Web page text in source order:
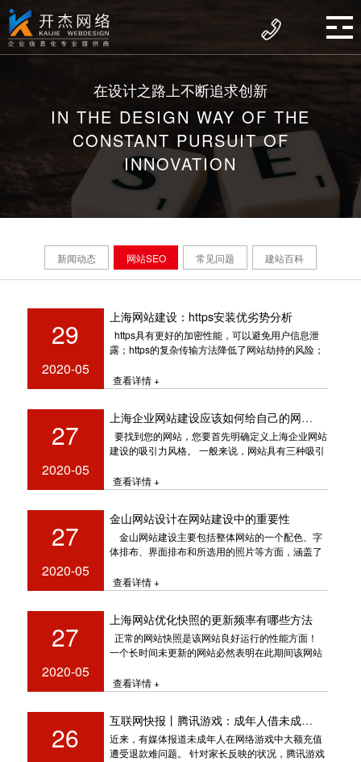
在设计之路上不断追求创新
IN THE DESIGN WAY OF THE
CONSTANT PURSUIT OF
INNOVATION
新闻动态 网站SEO 常见问题 建站百科
29
2020-05
上海网站建设：https安装优劣势分析
https具有更好的加密性能，可以避免用户信息泄
露；https的复杂传输方法降低了网站劫持的风险；
查看详情 +
27
2020-05
上海企业网站建设应该如何给自己的网站做定位
要找到您的网站，您要首先明确定义上海企业网站
建设的吸引力风格。 一般来说，网站具有三种吸引
查看详情 +
27
2020-05
金山网站设计在网站建设中的重要性
金山网站建设主要包括整体网站的一个配色、字
体排布、界面排布和所选用的照片等方面，涵盖了
查看详情 +
27
2020-05
上海网站优化快照的更新频率有哪些方法
正常的网站快照是该网站良好运行的性能方面！
一个长时间未更新的网站必然表明在此期间该网站
查看详情 +
26 互联网快报丨腾讯游戏：成年人借未成年人之名歹意请求退款频发
近来，有媒体报道未成年人在网络游戏中大额充值
遭受退款难问题。 针对家长反映的状况，腾讯游戏